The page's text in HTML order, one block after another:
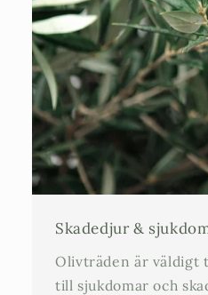
Skadedjur &
Olivträden är väldigt
till sjukdomar och